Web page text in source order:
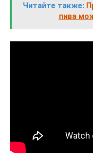
Читайте также:
пива